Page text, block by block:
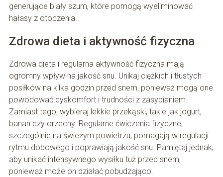
generujące biały szum, które pomogą wyeliminować
hałasy z otoczenia.
Zdrowa dieta i aktywność fizyczna
Zdrowa dieta i regularna aktywność fizyczna mają
ogromny wpływ na jakość snu. Unikaj ciężkich i tłustych
posiłków na kilka godzin przed snem, ponieważ mogą one
powodować dyskomfort i trudności z zasypianiem.
Zamiast tego, wybieraj lekkie przekąski, takie jak jogurt,
banan czy orzechy. Regularne ćwiczenia fizyczne,
szczególnie na świeżym powietrzu, pomagają w regulacji
rytmu dobowego i poprawiają jakość snu. Pamiętaj jednak,
aby unikać intensywnego wysiłku tuż przed snem,
ponieważ może on działać pobudzająco.